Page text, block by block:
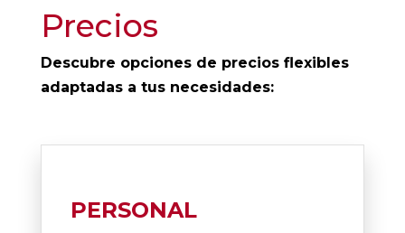
Precios
Descubre opciones de precios flexibles
adaptadas a tus necesidades:
PERSONAL